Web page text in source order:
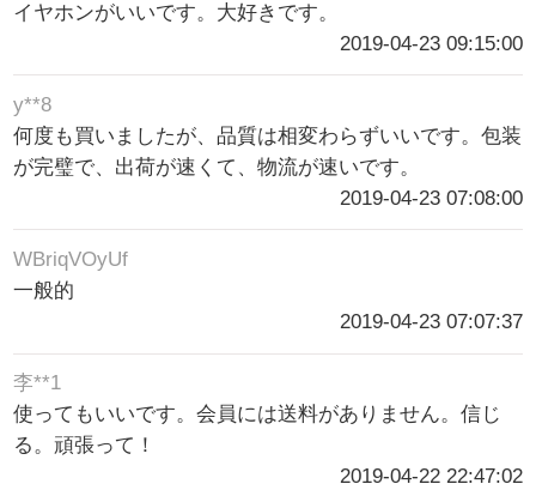
イヤホンがいいです。大好きです。
2019-04-23 09:15:00
y**8
何度も買いましたが、品質は相変わらずいいです。包装
が完璧で、出荷が速くて、物流が速いです。
2019-04-23 07:08:00
WBriqVOyUf
一般的
2019-04-23 07:07:37
李**1
使ってもいいです。会員には送料がありません。信じ
る。頑張って！
2019-04-22 22:47:02